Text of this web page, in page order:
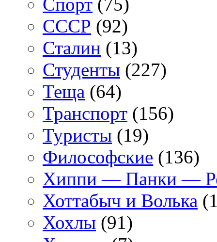
СССР (92)
Сталин (13)
Студенты (227)
Теща (64)
Транспорт (156)
Туристы (19)
Философские (136)
Хиппи — Панки —
Хоттабыч и Волька
Хохлы (91)